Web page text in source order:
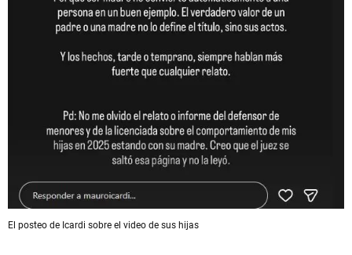
El posteo de Icardi sobre el video de sus hijas